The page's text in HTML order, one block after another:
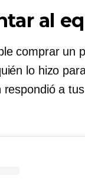
al
comprar un
lo hizo
respondió a